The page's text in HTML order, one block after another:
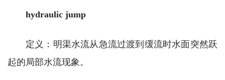
hydraulic jump
定义：明渠水流从急流过渡到缓流时水面突然跃
起的局部水流现象。